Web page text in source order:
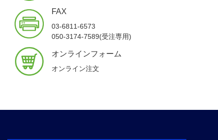
FAX
03-6811-6573
050-3174-7589(受注専用)
オンラインフォーム
オンライン注文